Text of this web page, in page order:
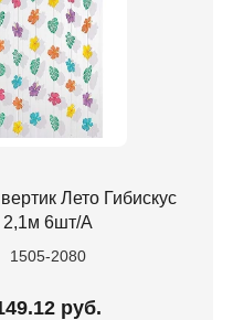
Лето Гибискус
2,1м 6шт/А
1505-2080
руб.